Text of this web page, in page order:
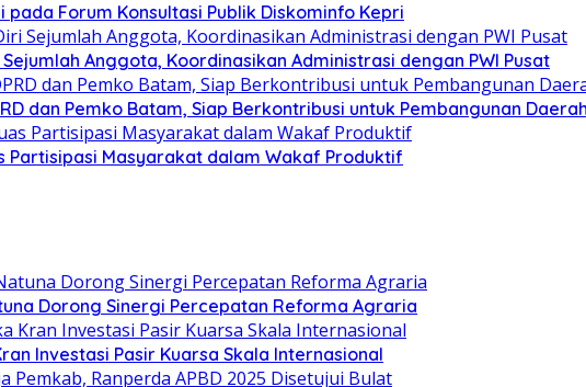
Forum Konsultasi Publik Diskominfo Kepri
Anggota, Koordinasikan Administrasi dengan PWI Pusat
dan Pemko Batam, Siap Berkontribusi untuk Pembangunan
Partisipasi Masyarakat dalam Wakaf Produktif
Dorong Sinergi Percepatan Reforma Agraria
Investasi Pasir Kuarsa Skala Internasional